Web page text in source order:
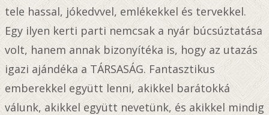
tele hassal, jókedvvel, emlékekkel és tervekkel.
Egy ilyen kerti parti nemcsak a nyár búcsúztatása
volt, hanem annak bizonyítéka is, hogy az utazás
igazi ajándéka a TÁRSASÁG. Fantasztikus
emberekkel együtt lenni, akikkel barátokká
válunk, akikkel együtt nevetünk, és akikkel mindig